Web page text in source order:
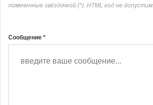
помеченные звёздочкой (*). HTML код не допустим.
Сообщение *